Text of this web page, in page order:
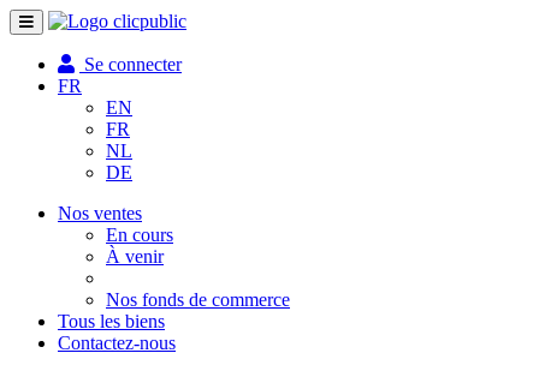
Toggle
navigation
Se connecter
FR
EN
FR
NL
DE
Nos ventes
En cours
À venir
Nos fonds de commerce
Tous les biens
Contactez-nous